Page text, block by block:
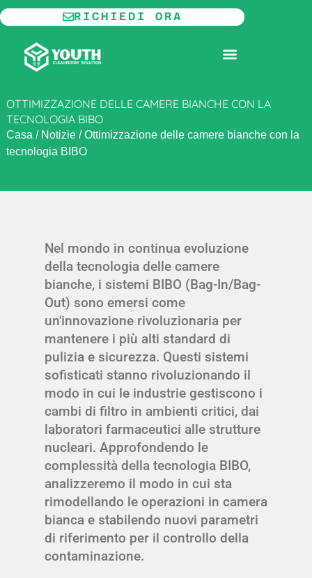
Vai
al
contenuto
RICHIEDI ORA
OTTIMIZZAZIONE DELLE CAMERE BIANCHE CON LA
TECNOLOGIA BIBO
Casa / Notizie/Ottimizzazione delle camere bianche con la
tecnologia BIBO
Nel mondo in continua evoluzione
della tecnologia delle camere
bianche, i sistemi BIBO (Bag-In/Bag-
Out) sono emersi come
un'innovazione rivoluzionaria per
mantenere i più alti standard di
pulizia e sicurezza. Questi sistemi
sofisticati stanno rivoluzionando il
modo in cui le industrie gestiscono i
cambi di filtro in ambienti critici, dai
laboratori farmaceutici alle strutture
nucleari. Approfondendo le
complessità della tecnologia BIBO,
analizzeremo il modo in cui sta
rimodellando le operazioni in camera
bianca e stabilendo nuovi parametri
di riferimento per il controllo della
contaminazione.